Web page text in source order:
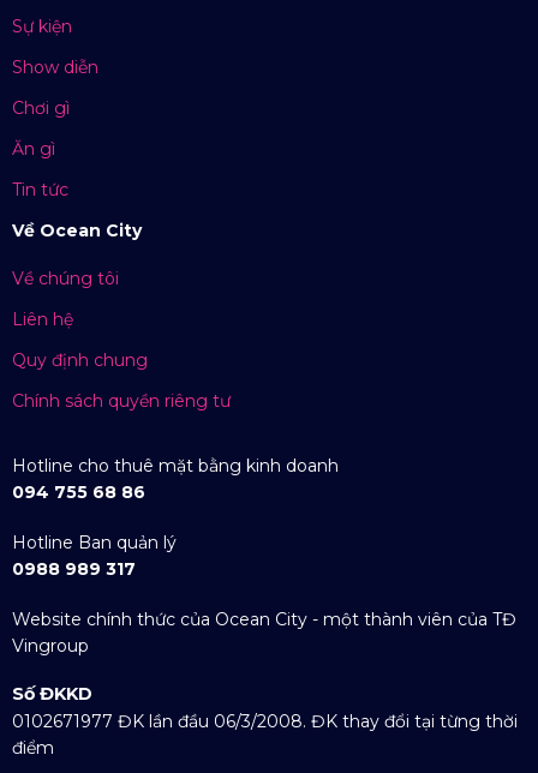
Sự kiện
Show diễn
Chơi gì
Ăn gì
Tin tức
Về Ocean City
Về chúng tôi
Liên hệ
Quy định chung
Chính sách quyền riêng tư
Hotline cho thuê mặt bằng kinh doanh
094 755 68 86
Hotline Ban quản lý
0988 989 317
Website chính thức của Ocean City - một thành viên của TĐ
Vingroup
Số ĐKKD
0102671977 ĐK lần đầu 06/3/2008. ĐK thay đổi tại từng thời
điểm